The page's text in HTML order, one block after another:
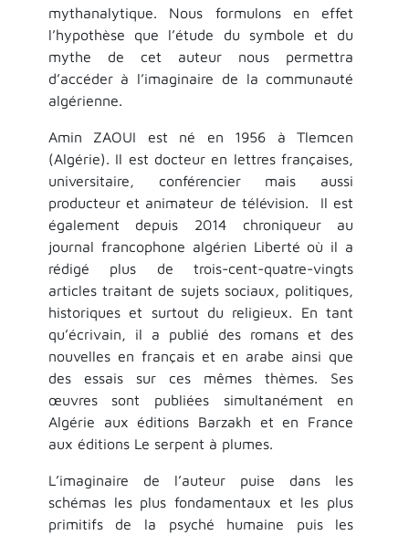
mythanalytique. Nous formulons en effet
l’hypothèse que l’étude du symbole et du
mythe de cet auteur nous permettra
d’accéder à l’imaginaire de la communauté
algérienne.
Amin ZAOUI est né en 1956 à Tlemcen
(Algérie). Il est docteur en lettres françaises,
universitaire, conférencier mais aussi
producteur et animateur de télévision. Il est
également depuis 2014 chroniqueur au
journal francophone algérien Liberté où il a
rédigé plus de trois-cent-quatre-vingts
articles traitant de sujets sociaux, politiques,
historiques et surtout du religieux. En tant
qu’écrivain, il a publié des romans et des
nouvelles en français et en arabe ainsi que
des essais sur ces mêmes thèmes. Ses
œuvres sont publiées simultanément en
Algérie aux éditions Barzakh et en France
aux éditions Le serpent à plumes.
L’imaginaire de l’auteur puise dans les
schémas les plus fondamentaux et les plus
primitifs de la psyché humaine puis les